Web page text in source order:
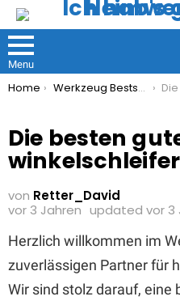
Menu
You are here:
Home Werkzeug Bestseller Die
Die besten
von Retter_David
vor 3 Jahren updated vor 3
Herzlich willkommen im
zuverlässigen Partner für
Wir sind stolz darauf, eine